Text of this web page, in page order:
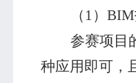
（ 1） BIM
参赛项目
种应用即可，